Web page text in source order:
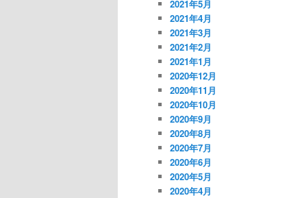
2021年5月
2021年4月
2021年3月
2021年2月
2021年1月
2020年12月
2020年11月
2020年10月
2020年9月
2020年8月
2020年7月
2020年6月
2020年5月
2020年4月